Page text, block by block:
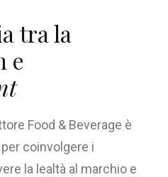
tra la
e
Food & Beverage è
coinvolgere i
la lealtà al marchio e